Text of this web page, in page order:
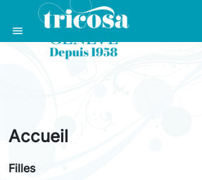
menu
Accueil
Filles